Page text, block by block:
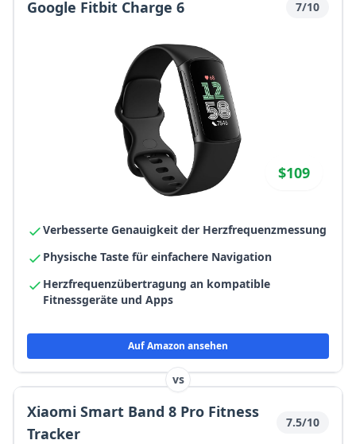
Google Fitbit Charge 6 7/10
$109
Verbesserte Genauigkeit der Herzfrequenzmessung
Physische Taste für einfachere Navigation
Herzfrequenzübertragung an kompatible
Fitnessgeräte und Apps
Auf Amazon ansehen
vs
Xiaomi Smart Band 8 Pro Fitness
Tracker
7.5/10